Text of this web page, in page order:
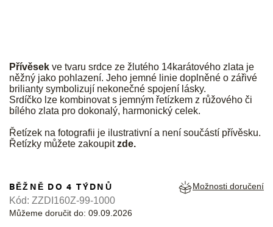
Přívěsek ve tvaru srdce ze žlutého 14karátového zlata je
něžný jako pohlazení. Jeho jemné linie doplněné o zářivé
brilianty symbolizují nekonečné spojení lásky.
Srdíčko lze kombinovat s jemným řetízkem z růžového či
bílého zlata pro dokonalý, harmonický celek.
Řetízek na fotografii je ilustrativní a není součástí přívěsku.
Řetízky můžete zakoupitzde.
BĚŽNĚ DO 4 TÝDNŮ
Můžeme doručit do: 09.09.2026
Možnosti doručení
Kód: ZZDI160Z-99-1000